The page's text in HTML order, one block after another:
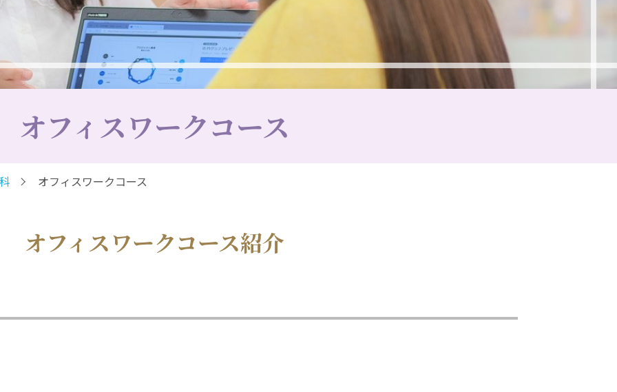
オフィスワークコース
オフィスワークコース
オフィスワークコース紹介